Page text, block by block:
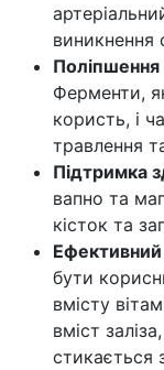
виникнення
Ферменти,
користь, і
травлення
Підтримка
вапно та
кісток та
Ефективний
бути
вмісту
вміст
стикається